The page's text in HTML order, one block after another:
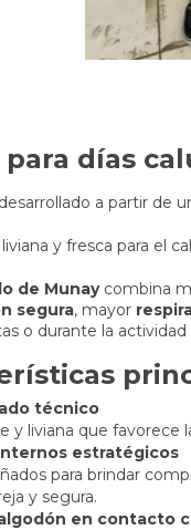
para días
a partir de
y fresca para el
de Munaycombina
segura, mayor
o durante la actividad
técnico
y liviana que favorece
estratégicos
para brindar
y segura.
en contacto